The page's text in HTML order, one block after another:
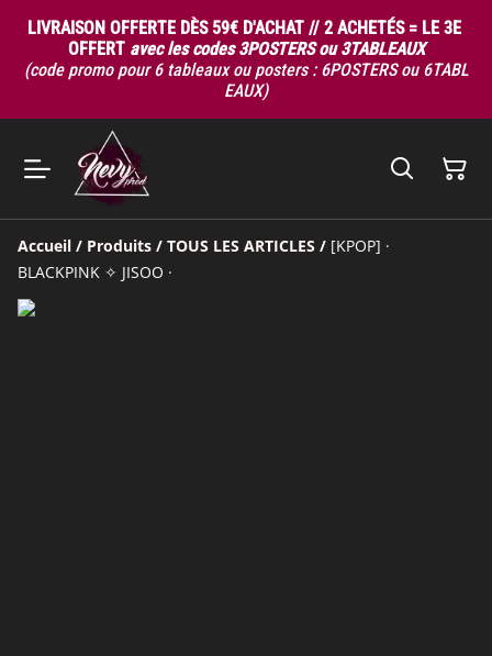
LIVRAISON OFFERTE DÈS 59€ D'ACHAT // 2 ACHETÉS = LE 3E
OFFERT avec les codes 3POSTERS ou 3TABLEAUX
(code promo pour 6 tableaux ou posters : 6POSTERS ou 6TABL
EAUX)
Accueil / Produits / TOUS LES ARTICLES / [KPOP] ·
BLACKPINK ✧ JISOO ·